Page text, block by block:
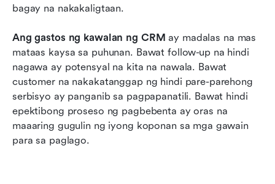
bagay na nakakaligtaan.
Ang gastos ng kawalan ng CRM ay madalas na mas
mataas kaysa sa puhunan. Bawat follow-up na hindi
nagawa ay potensyal na kita na nawala. Bawat
customer na nakakatanggap ng hindi pare-parehong
serbisyo ay panganib sa pagpapanatili. Bawat hindi
epektibong proseso ng pagbebenta ay oras na
maaaring gugulin ng iyong koponan sa mga gawain
para sa paglago.